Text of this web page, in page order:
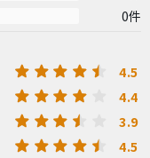
0件
4.5
4.4
3.9
4.5